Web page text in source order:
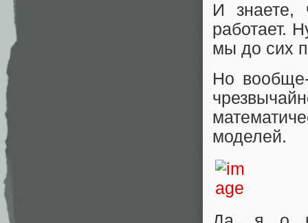
И знаете,
работает.
мы до сих
Но
моделей.